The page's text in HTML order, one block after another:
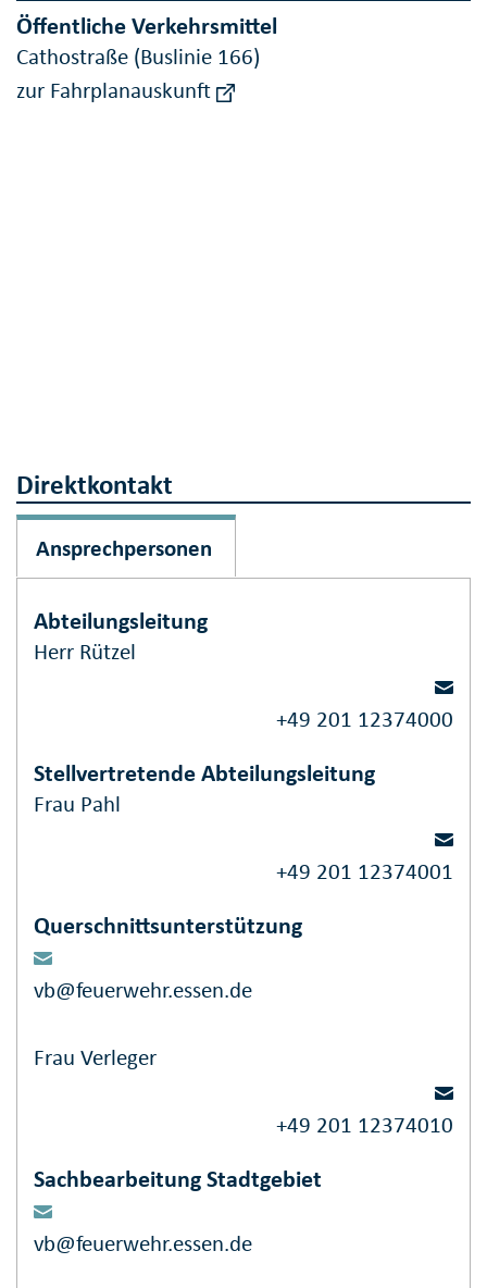
Öffentliche Verkehrsmittel
Cathostraße (Buslinie 166)
zur Fahrplanauskunft
Direktkontakt
Ansprechpersonen
Abteilungsleitung
Herr Rützel
+49 201 12374000
Stellvertretende Abteilungsleitung
Frau Pahl
+49 201 12374001
Querschnittsunterstützung
vb@feuerwehr.essen.de
Frau Verleger
+49 201 12374010
Sachbearbeitung Stadtgebiet
vb@feuerwehr.essen.de